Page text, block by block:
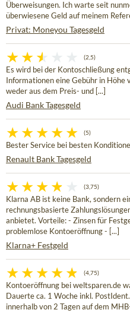
Überweisungen. Ich warte seit
überwiesene Geld auf meinem
Privat: Moneyou Tagesgeld
(2,5)
Es wird bei der Kontoschließung
Informationen eine Gebühr in
weder aus dem Preis- und [...]
Audi Bank Tagesgeld
(5)
Bester Service bei besten
Renault Bank Tagesgeld
(3,75)
Klarna AB ist keine Bank, sondern
rechnungsbasierte
anbietet. Vorteile: - Zinsen für
problemlose Kontoeröffnung - [...]
Klarna+ Festgeld
(4,75)
Kontoeröffnung bei weltsparen.de
Dauerte ca. 1 Woche inkl.
innerhalb von 2 Tagen auf dem